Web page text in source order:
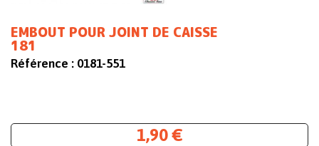
EMBOUT POUR JOINT DE CAISSE
181
Référence : 0181-551
1,90 €